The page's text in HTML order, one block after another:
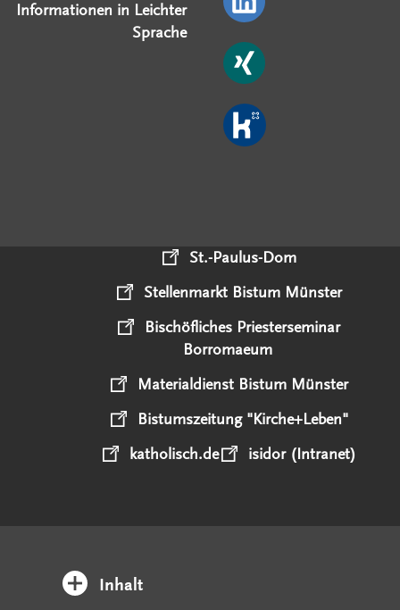
Informationen in Leichter
Sprache
St.-Paulus-Dom
Stellenmarkt Bistum Münster
Bischöfliches Priesterseminar
Borromaeum
Materialdienst Bistum Münster
Bistumszeitung "Kirche+Leben"
katholisch.de
isidor (Intranet)
Inhalt